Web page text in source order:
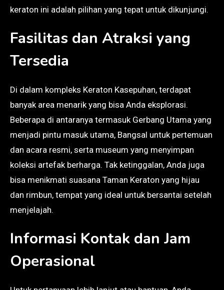
keraton ini adalah pilihan yang tepat untuk dikunjungi.
Fasilitas dan Atraksi yang
Tersedia
Di dalam kompleks Keraton Kasepuhan, terdapat
banyak area menarik yang bisa Anda eksplorasi.
Beberapa di antaranya termasuk Gerbang Utama yang
menjadi pintu masuk utama, Bangsal untuk pertemuan
dan acara resmi, serta museum yang menyimpan
koleksi artefak berharga. Tak ketinggalan, Anda juga
bisa menikmati suasana Taman Keraton yang hijau
dan rimbun, tempat yang ideal untuk bersantai setelah
menjelajah.
Informasi Kontak dan Jam
Operasional